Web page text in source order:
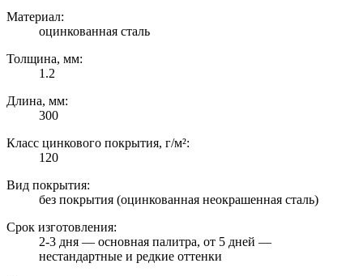
Материал:
оцинкованная сталь
Толщина, мм:
1.2
Длина, мм:
300
Класс цинкового покрытия, г/м²:
120
Вид покрытия:
без покрытия (оцинкованная неокрашенная сталь)
Срок изготовления:
2-3 дня — основная палитра, от 5 дней —
нестандартные и редкие оттенки